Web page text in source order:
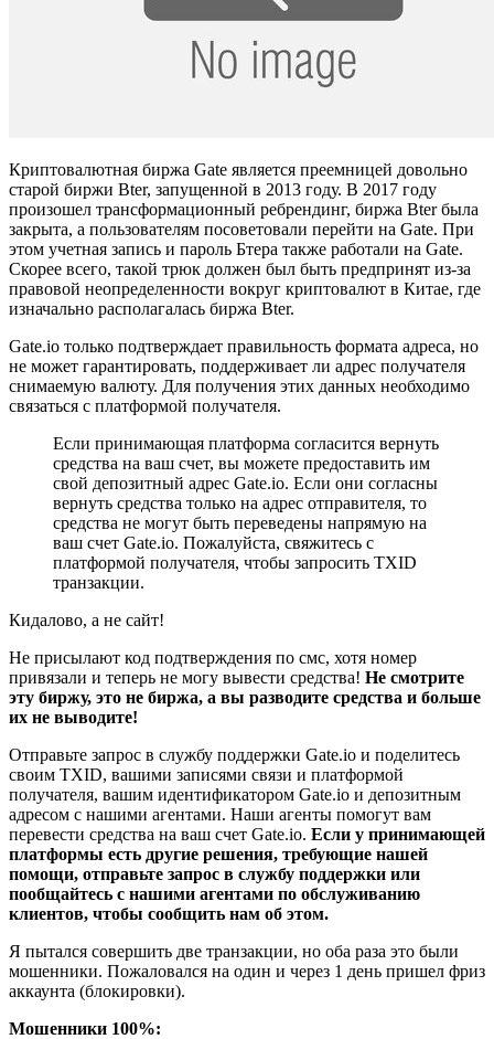
Криптовалютная биржа Gate является преемницей довольно
старой биржи Bter, запущенной в 2013 году. В 2017 году
произошел трансформационный ребрендинг, биржа Bter была
закрыта, а пользователям посоветовали перейти на Gate. При
этом учетная запись и пароль Бтера также работали на Gate.
Скорее всего, такой трюк должен был быть предпринят из-за
правовой неопределенности вокруг криптовалют в Китае, где
изначально располагалась биржа Bter.
Gate.io только подтверждает правильность формата адреса, но
не может гарантировать, поддерживает ли адрес получателя
снимаемую валюту. Для получения этих данных необходимо
связаться с платформой получателя.
Если принимающая платформа согласится вернуть
средства на ваш счет, вы можете предоставить им
свой депозитный адрес Gate.io. Если они согласны
вернуть средства только на адрес отправителя, то
средства не могут быть переведены напрямую на
ваш счет Gate.io. Пожалуйста, свяжитесь с
платформой получателя, чтобы запросить TXID
транзакции.
Кидалово, а не сайт!
Не присылают код подтверждения по смс, хотя номер
привязали и теперь не могу вывести средства! Не смотрите
эту биржу, это не биржа, а вы разводите средства и больше
их не выводите!
Отправьте запрос в службу поддержки Gate.io и поделитесь
своим TXID, вашими записями связи и платформой
получателя, вашим идентификатором Gate.io и депозитным
адресом с нашими агентами. Наши агенты помогут вам
перевести средства на ваш счет Gate.io. Если у принимающей
платформы есть другие решения, требующие нашей
помощи, отправьте запрос в службу поддержки или
пообщайтесь с нашими агентами по обслуживанию
клиентов, чтобы сообщить нам об этом.
Я пытался совершить две транзакции, но оба раза это были
мошенники. Пожаловался на один и через 1 день пришел фриз
аккаунта (блокировки).
Мошенники 100%: